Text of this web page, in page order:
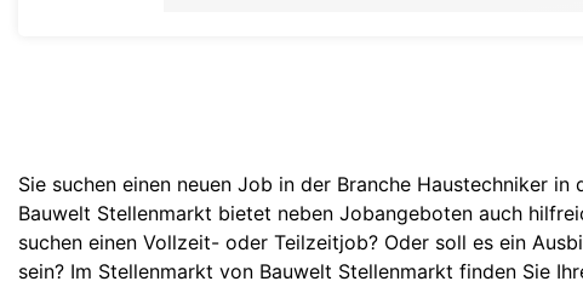
Sie suchen einen neuen Job in der Branche Haustechniker
Bauwelt Stellenmarkt bietet neben Jobangeboten auch
suchen einen Vollzeit- oder Teilzeitjob? Oder soll es ein
sein? Im Stellenmarkt von Bauwelt Stellenmarkt finden Sie